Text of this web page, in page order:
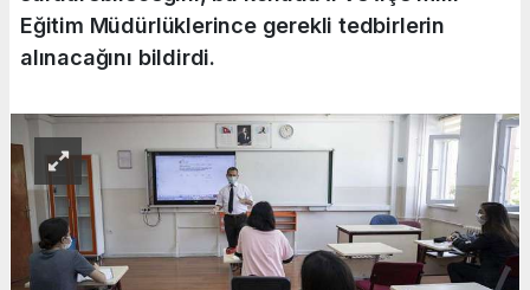
Eğitim Müdürlüklerince gerekli tedbirlerin
alınacağını bildirdi.